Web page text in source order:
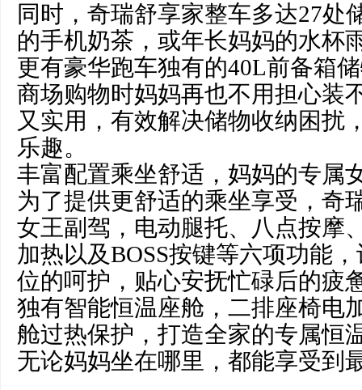
同时，奇瑞舒享家整车多达27处
的手机奶茶，或年长妈妈的水杯
更有豪华跑车独有的40L前备箱
商场购物时妈妈再也不用担心装
又实用，有效解决储物收纳困扰
乐趣。
丰富配置乘坐舒适，妈妈的专属
为了提供更舒适的乘坐享受，奇
女王副驾，电动腿托、八点按摩
加热以及BOSS按键等六项功能
位的呵护，贴心安抚忙碌后的疲
独有智能恒温座舱，二排座椅电
舱过热保护，打造全家的专属恒
无论妈妈坐在哪里，都能享受到